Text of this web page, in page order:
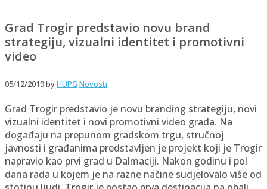
Grad Trogir predstavio novu brand
strategiju, vizualni identitet i promotivni
video
05/12/2019byHUPG Novosti
Grad Trogir predstavio je novu branding strategiju, novi
vizualni identitet i novi promotivni video grada. Na
događaju na prepunom gradskom trgu, stručnoj
javnosti i građanima predstavljen je projekt koji je Trogir
napravio kao prvi grad u Dalmaciji. Nakon godinu i pol
dana rada u kojem je na razne načine sudjelovalo više od